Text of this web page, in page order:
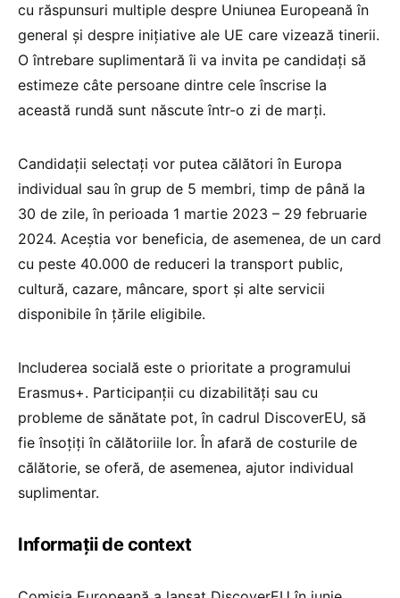
cu răspunsuri multiple despre Uniunea Europeană în
general și despre inițiative ale UE care vizează tinerii.
O întrebare suplimentară îi va invita pe candidați să
estimeze câte persoane dintre cele înscrise la
această rundă sunt născute într-o zi de marți.
Candidații selectați vor putea călători în Europa
individual sau în grup de 5 membri, timp de până la
30 de zile, în perioada 1 martie 2023 – 29 februarie
2024. Aceștia vor beneficia, de asemenea, de un card
cu peste 40.000 de reduceri la transport public,
cultură, cazare, mâncare, sport și alte servicii
disponibile în țările eligibile.
Includerea socială este o prioritate a programului
Erasmus+. Participanții cu dizabilități sau cu
probleme de sănătate pot, în cadrul DiscoverEU, să
fie însoțiți în călătoriile lor. În afară de costurile de
călătorie, se oferă, de asemenea, ajutor individual
suplimentar.
Informații de context